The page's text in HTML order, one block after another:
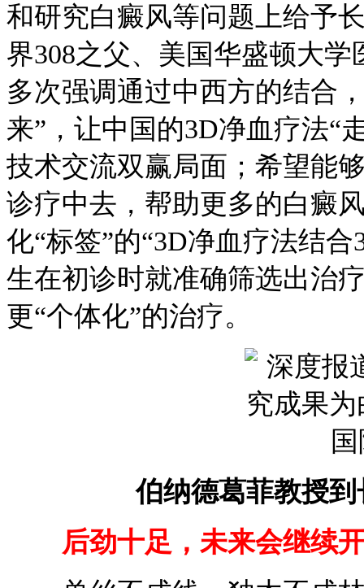
和研究白癜风等问题上给予
界308之父、美国华盛顿大
多次强调通过中西方的结合
来”，让中国的3D净血疗法“
技术交流双赢局面；希望能
诊疗中去，帮助更多的白癜
化“标签”的“3D净血疗法结
生在初诊时就准确筛选出治
更“个体化”的治疗。
伯纳德葛菲教授
后劲十足，未来会继续